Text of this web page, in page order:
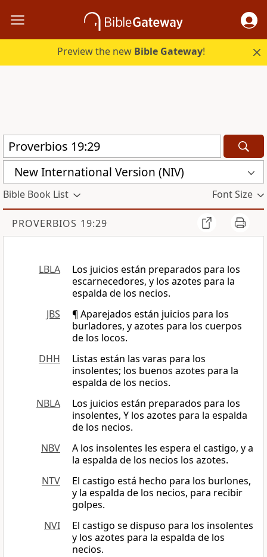
Preview the new Bible Gateway!
New International Version (NIV)
Bible Book List Font Size
PROVERBIOS 19:29
LBLA
Los juicios están preparados para los
escarnecedores, y los azotes para la
espalda de los necios.
JBS
¶ Aparejados están juicios para los
burladores, y azotes para los cuerpos
de los locos.
DHH
Listas están las varas para los
insolentes; los buenos azotes para la
espalda de los necios.
NBLA
Los juicios están preparados para los
insolentes, Y los azotes para la espalda
de los necios.
NBV
A los insolentes les espera el castigo, y a
la espalda de los necios los azotes.
NTV
El castigo está hecho para los burlones,
y la espalda de los necios, para recibir
golpes.
NVI
El castigo se dispuso para los insolentes
y los azotes para la espalda de los
necios.